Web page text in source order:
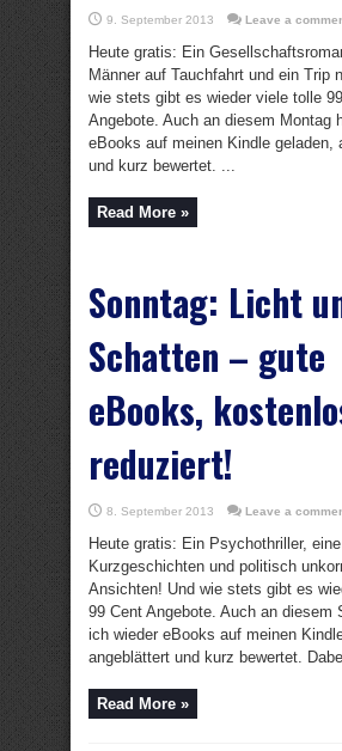
9. September 2013 Leave a
Heute gratis: Ein
Männer auf Tauchfahrt und ein Trip
wie stets gibt es wieder viele tolle
Angebote. Auch an diesem Montag
eBooks auf meinen Kindle geladen,
und kurz bewertet. ...
Read More »
Sonntag: Licht
Schatten – gute
eBooks,
reduziert!
8. September 2013 Leave a
Heute gratis: Ein Psychothriller,
Kurzgeschichten und politisch
Ansichten! Und wie stets gibt es
99 Cent Angebote. Auch an diesem
ich wieder eBooks auf meinen
angeblättert und kurz bewertet.
Read More »